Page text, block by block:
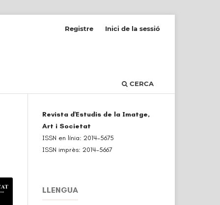
CERCA
Registre Inici de la sessió
Revista d'Estudis de la Imatge,
Art i Societat
ISSN en línia: 2014-5675
ISSN imprès: 2014-5667
LLENGUA